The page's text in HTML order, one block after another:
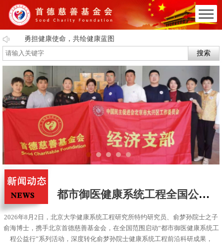
勇担健康使命，共绘健康蓝图
搜索
1 2 3 4 5
都市御医健康系统工程全国公益行
2026年8月2日，北京大学健康系统工程研究所特约研究员、俞梦孙院士之子
俞海博士，携手北京首德慈善基金会，在全国范围启动“都市御医健康系统工
程公益行”系列活动，深度转化俞梦孙院士健康系统工程前沿科研成果，